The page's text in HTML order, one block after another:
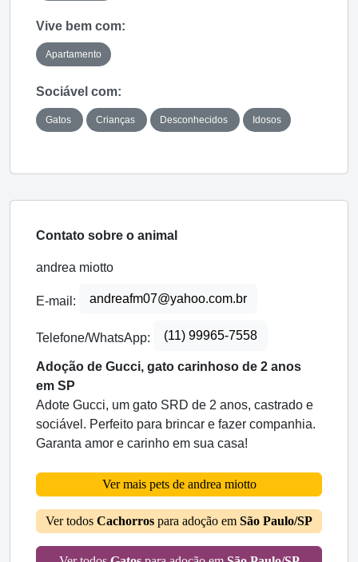
Vive bem com:
Apartamento
Sociável com:
Gatos Crianças Desconhecidos Idosos
Contato sobre o animal
andrea miotto
E-mail: andreafm07@yahoo.com.br
Telefone/WhatsApp: (11) 99965-7558
Adoção de Gucci, gato carinhoso de 2 anos
em SP
Adote Gucci, um gato SRD de 2 anos, castrado e
sociável. Perfeito para brincar e fazer companhia.
Garanta amor e carinho em sua casa!
Ver mais pets de andrea miotto
Ver todos Cachorros para adoção em São Paulo/SP